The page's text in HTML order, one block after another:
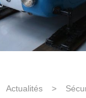
Actualités >